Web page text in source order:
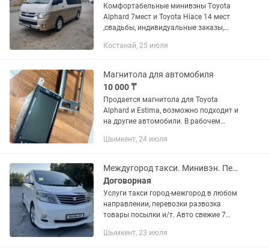
Комфортабельные минивэны Тoyota
Alphard 7мест и Toyota Hiace 14 мест
,свадьбы, индивидуальные заказы,
свадьбы, чисто уютно тепло,встреча с
Костанай, 25 июля
Магнитола для автомобиля
10 000 ₸
Продается магнитола для Toyota
Alphard и Estima, возможно подходит и
на другие автомобили. В рабочем
Шымкент, 24 июля
Междугород такси. Минивэн. Перевозка людей. Перевозка товары.Гурузы
Договорная
Услуги такси город-межгород в любом
направлении, перевозки развозка
товары посылки и/т. Авто свежие 7
кожные салон 2 зонный климат-
Шымкент, 23 июля